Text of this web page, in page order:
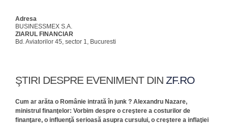
Adresa
BUSINESSMEX S.A.
ZIARUL FINANCIAR
Bd. Aviatorilor 45, sector 1, Bucuresti
ŞTIRI DESPRE EVENIMENT DIN ZF.RO
Cum ar arăta o Românie intrată în junk ? Alexandru Nazare,
ministrul finanţelor: Vorbim despre o creştere a costurilor de
finanţare, o influenţă serioasă asupra cursului, o creştere a inflaţiei